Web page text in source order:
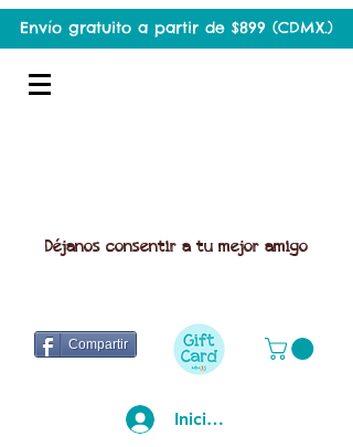
Envío gratuito a partir de $899 (CDMX.)
Déjanos consentir a tu mejor amigo
Compartir
Iniciar sesión